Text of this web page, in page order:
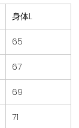
身体L
65
67
69
71